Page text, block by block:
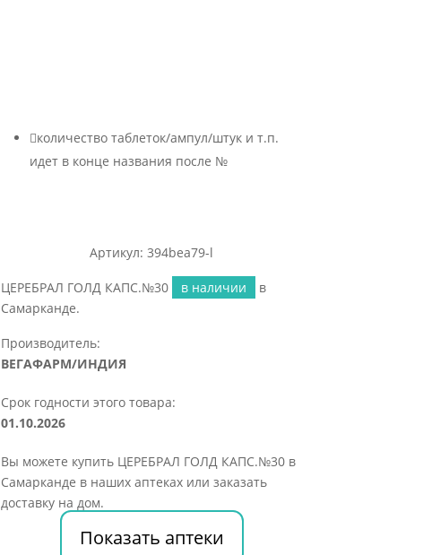
количество таблеток/ампул/штук и т.п.
идет в конце названия после №
Артикул: 394bea79-l
ЦЕРЕБРАЛ ГОЛД КАПС.№30 в наличии
в
Самарканде.
Производитель:
ВЕГАФАРМ/ИНДИЯ
Срок годности этого товара:
01.10.2026
Вы можете купить ЦЕРЕБРАЛ ГОЛД КАПС.№30 в
Самарканде в наших аптеках или заказать
доставку на дом.
Показать аптеки